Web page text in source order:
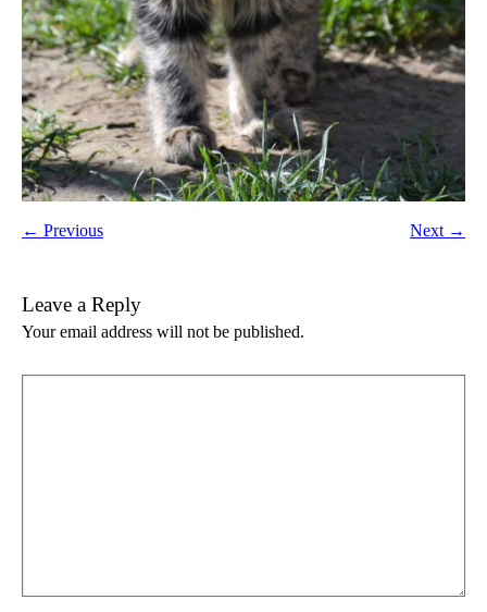
← Previous Next →
Leave a Reply
Your email address will not be published.